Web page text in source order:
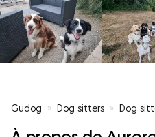
Gudog » Dog sitters » Dog